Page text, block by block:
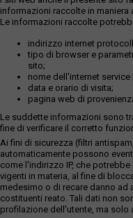
informazioni raccolte in maniera
Le informazioni raccolte
indirizzo internet
tipo di browser e
sito;
nome dell'internet service
data e orario di visita;
pagina web di
Le suddette informazioni sono
fine di verificare il corretto
Ai fini di sicurezza (filtri
automaticamente possono
come l'indirizzo IP, che
vigenti in materia, al fine di
medesimo o di recare danno ad
costituenti reato. Tali dati non
profilazione dell'utente, ma solo